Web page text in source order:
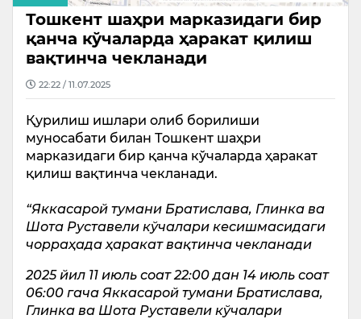
Тошкент шаҳри марказидаги бир
қанча кўчаларда ҳаракат қилиш
вақтинча чекланади
22:22 / 11.07.2025
Қурилиш ишлари олиб борилиши
муносабати билан Тошкент шаҳри
марказидаги бир қанча кўчаларда ҳаракат
қилиш вақтинча чекланади.
“Яккасарой тумани Братислава, Глинка ва
Шота Руставели кўчалари кесишмасидаги
чорраҳада ҳаракат вақтинча чекланади
2025 йил 11 июль соат 22:00 дан 14 июль соат
06:00 гача Яккасарой тумани Братислава,
Глинка ва Шота Руставели кўчалари